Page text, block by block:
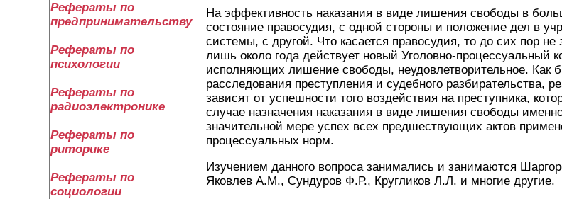
Рефераты по
предпринимательству
Рефераты по
психологии
Рефераты по
радиоэлектронике
Рефераты по
риторике
Рефераты по
социологии
На эффективность наказания в виде лишения свободы в
состояние правосудия, с одной стороны и положение дел в
системы, с другой. Что касается правосудия, то до сих пор
лишь около года действует новый Уголовно-процессуальный
исполняющих лишение свободы, неудовлетворительное. Как
расследования преступления и судебного разбирательства,
зависят от успешности того воздействия на преступника,
случае назначения наказания в виде лишения свободы
значительной мере успех всех предшествующих актов
процессуальных норм.
Изучением данного вопроса занимались и занимаются
Яковлев А.М., Сундуров Ф.Р., Кругликов Л.Л. и многие другие.